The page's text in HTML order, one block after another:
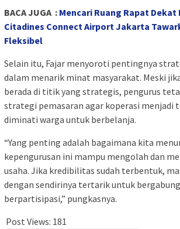
BACA JUGA : Mencari Ruang Rapat Dekat
Citadines Connect Airport Jakarta
Fleksibel
Selain itu, Fajar menyoroti pentingnya
dalam menarik minat masyarakat. Meski
berada di titik yang strategis, pengurus
strategi pemasaran agar koperasi menjadi
diminati warga untuk berbelanja.
“Yang penting adalah bagaimana kita
kepengurusan ini mampu mengolah dan
usaha. Jika kredibilitas sudah terbentuk,
dengan sendirinya tertarik untuk
berpartisipasi,” pungkasnya.
Post Views: 181